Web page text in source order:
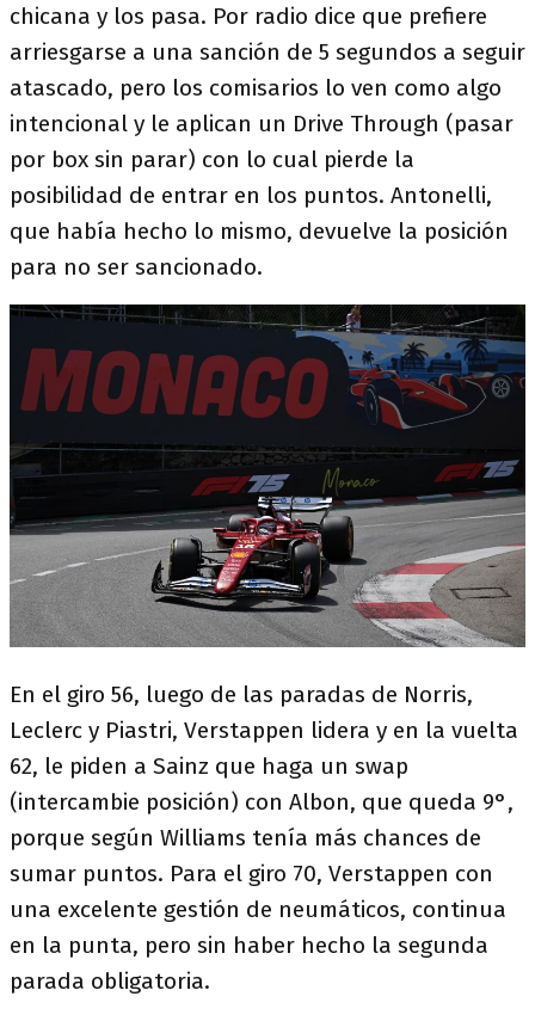
chicana y los pasa. Por radio dice que prefiere
arriesgarse a una sanción de 5 segundos a seguir
atascado, pero los comisarios lo ven como algo
intencional y le aplican un Drive Through (pasar
por box sin parar) con lo cual pierde la
posibilidad de entrar en los puntos. Antonelli,
que había hecho lo mismo, devuelve la posición
para no ser sancionado.
En el giro 56, luego de las paradas de Norris,
Leclerc y Piastri, Verstappen lidera y en la vuelta
62, le piden a Sainz que haga un swap
(intercambie posición) con Albon, que queda 9°,
porque según Williams tenía más chances de
sumar puntos. Para el giro 70, Verstappen con
una excelente gestión de neumáticos, continua
en la punta, pero sin haber hecho la segunda
parada obligatoria.